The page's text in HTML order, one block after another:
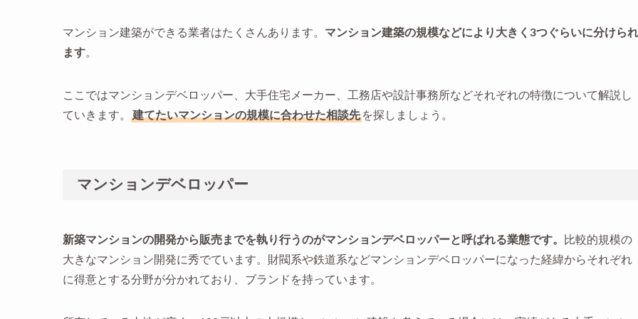
マンション建築ができる業者はたくさんあります。 マンション建築の規模などにより大きく3つぐらいに分けられ
ます。
ここではマンションデベロッパー、大手住宅メーカー、工務店や設計事務所などそれぞれの特徴について解説し
ていきます。
建てたいマンションの規模に合わせた相談先 を探しましょう。
マンションデベロッパー
新築マンションの開発から販売までを執り行うのがマンションデベロッパーと呼ばれる業態です。
比較的規模の
大きなマンション開発に秀でています。財閥系や鉄道系などマンションデベロッパーになった経緯からそれぞれ
に得意とする分野が分かれており、ブランドを持っています。